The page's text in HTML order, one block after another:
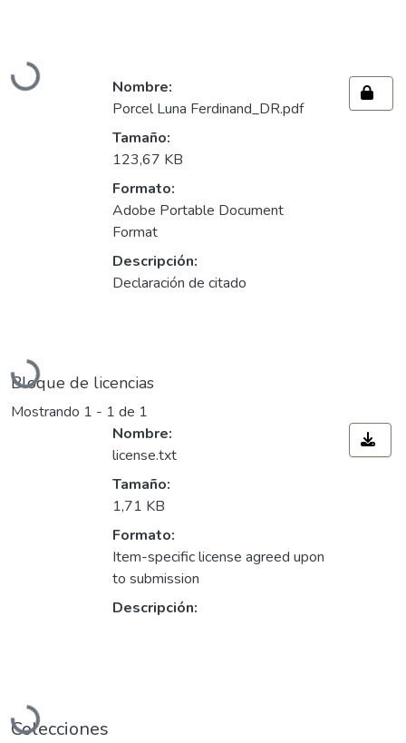
Cargando...
Cargando...
Nombre:
Porcel Luna Ferdinand_DR.pdf
Tamaño:
123,67 KB
Formato:
Adobe Portable Document
Format
Descripción:
Declaración de citado
Bloque de licencias
Mostrando 1 - 1 de 1
Cargando...
Nombre:
license.txt
Tamaño:
1,71 KB
Formato:
Item-specific license agreed upon
to submission
Descripción:
Colecciones